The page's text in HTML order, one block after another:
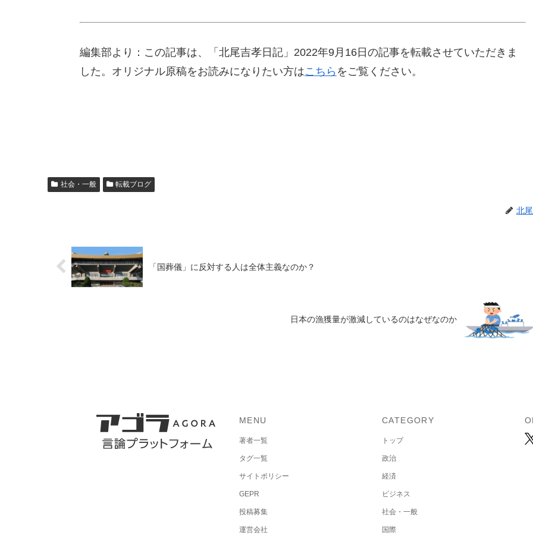
編集部より：この記事は、「北尾吉孝日記」2022年9月16日の記事を転載させていただきま
した。オリジナル原稿をお読みになりたい方はこちら をご覧ください。
社会・一般 転載ブログ
北
「国葬儀」に反対する人は全体主義なのか？
日本の漁獲量が激減しているのはなぜなのか
MENU
著者一覧
タグ一覧
サイトポリシー
GEPR
投稿募集
運営会社
CATEGORY
トップ
政治
経済
ビジネス
社会・一般
国際